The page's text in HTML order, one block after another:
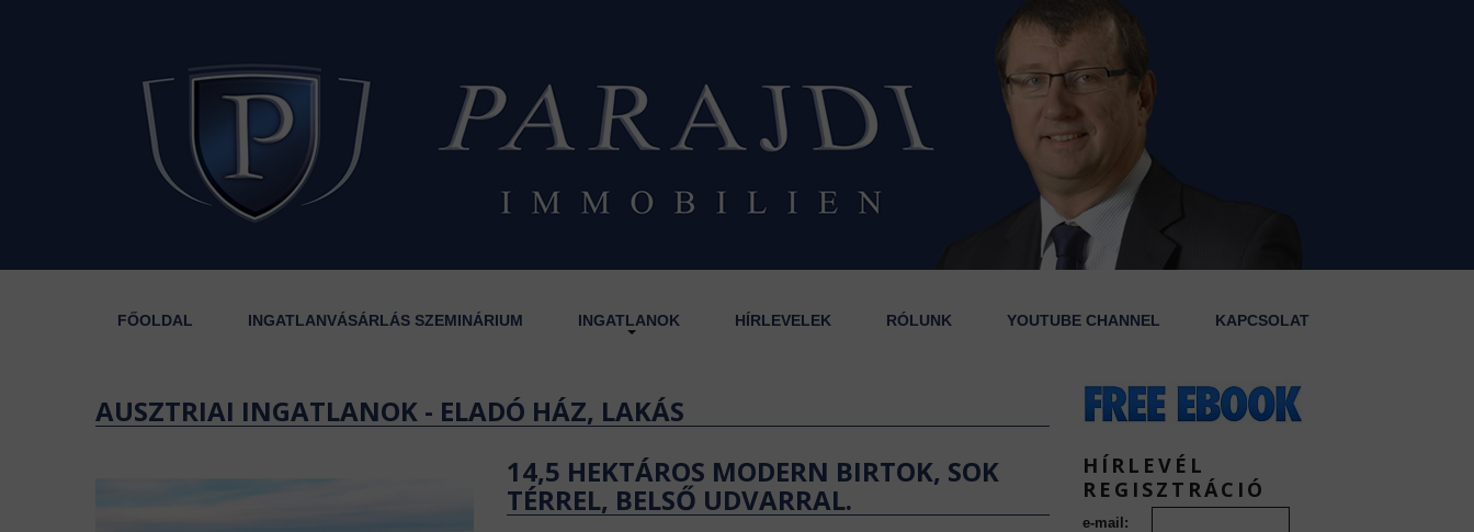
FŐOLDAL INGATLANVÁSÁRLÁS SZEMINÁRIUM INGATLANOK HÍRLEVELEK RÓLUNK YOUTUBE CHANNEL KAPCSOLAT
AUSZTRIAI INGATLANOK - ELADÓ HÁZ, LAKÁS
14,5 HEKTÁROS MODERN BIRTOK, SOK
TÉRREL, BELSŐ UDVARRAL.
HÍRLEVÉL
REGISZTRÁCIÓ
e-mail: